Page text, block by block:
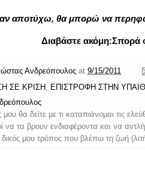
αποτύχω, θα μπορώ να
Διαβάστε ακόμη:Σπορά
Ανδρεόπουλος at 9/15/2011
ΣΕ ΚΡΙΣΗ, ΕΠΙΣΤΡΟΦΗ ΣΤΗΝ
μου θα δείτε με τι καταπιάνομαι τις
να τα βρουν ενδιαφέροντα και να
μου τρόπος που βλέπω τη ζωή